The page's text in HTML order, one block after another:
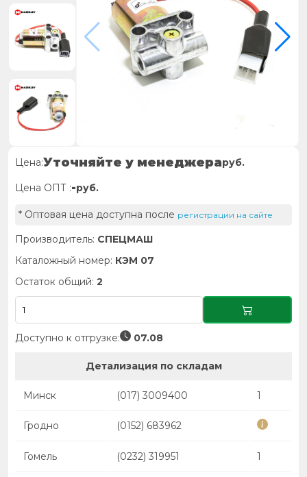
Цена:Уточняйте у менеджераруб.
Цена ОПТ :-руб.
* Оптовая цена доступна после регистрации на сайте
Производитель: СПЕЦМАШ
Каталожный номер: КЭМ 07
Остаток общий: 2
Доступно к отгрузке: 07.08
Детализация по складам
Минск (017) 3009400 1
Гродно (0152) 683962
Гомель (0232) 319951 1